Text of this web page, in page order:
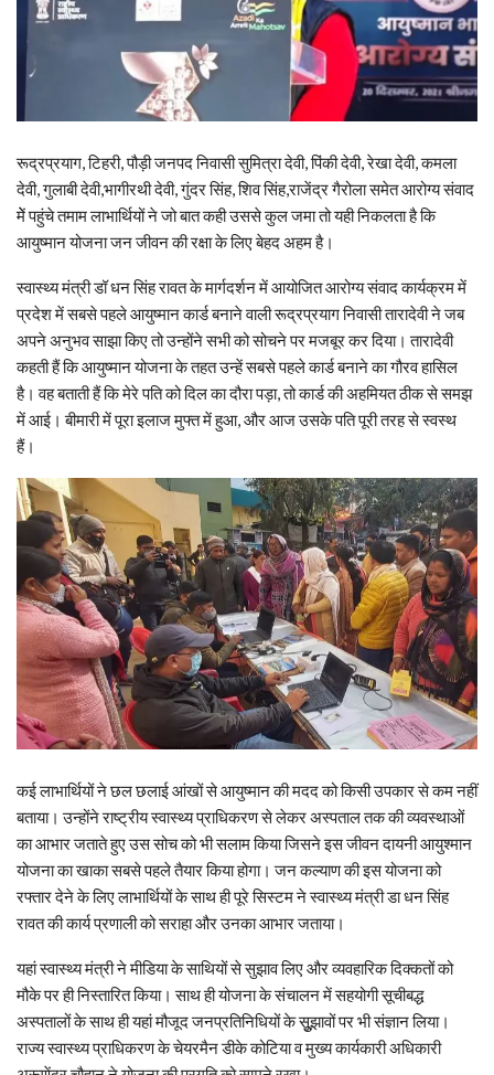
रूद्रप्रयाग, टिहरी, पौड़ी जनपद निवासी सुमित्रा देवी, पिंकी देवी, रेखा देवी, कमला
देवी, गुलाबी देवी,भागीरथी देवी, गुंदर सिंह, शिव सिंह,राजेंद्र गैरोला समेत आरोग्य संवाद
मेें पहुंचे तमाम लाभार्थियों ने जो बात कही उससे कुल जमा तो यही निकलता है कि
आयुष्मान योजना जन जीवन की रक्षा के लिए बेहद अहम है।
स्वास्थ्य मंत्री डॉ धन सिंह रावत के मार्गदर्शन में आयोजित आरोग्य संवाद कार्यक्रम में
प्रदेश में सबसे पहले आयुष्मान कार्ड बनाने वाली रूद्रप्रयाग निवासी तारादेवी ने जब
अपने अनुभव साझा किए तो उन्होंने सभी को सोचने पर मजबूर कर दिया। तारादेवी
कहती हैं कि आयुष्मान योजना के तहत उन्हें सबसे पहले कार्ड बनाने का गौरव हासिल
है। वह बताती हैं कि मेरे पति को दिल का दौरा पड़ा, तो कार्ड की अहमियत ठीक से समझ
में आई। बीमारी में पूरा इलाज मुफ्त में हुआ, और आज उसके पति पूरी तरह से स्वस्थ
हैं।
कई लाभार्थियों ने छल छलाई आंखों से आयुष्मान की मदद को किसी उपकार से कम नहीं
बताया। उन्होंने राष्ट्रीय स्वास्थ्य प्राधिकरण से लेकर अस्पताल तक की व्यवस्थाओं
का आभार जताते हुए उस सोच को भी सलाम किया जिसने इस जीवन दायनी आयुश्मान
योजना का खाका सबसे पहले तैयार किया होगा। जन कल्याण की इस योजना को
रफ्तार देने के लिए लाभार्थियों के साथ ही पूरे सिस्टम ने स्वास्थ्य मंत्री डा धन सिंह
रावत की कार्य प्रणाली को सराहा और उनका आभार जताया।
यहां स्वास्थ्य मंत्री ने मीडिया के साथियों से सुझाव लिए और व्यवहारिक दिक्कतों को
मौके पर ही निस्तारित किया। साथ ही योजना के संचालन में सहयोगी सूचीबद्ध
अस्पतालों के साथ ही यहां मौजूद जनप्रतिनिधियों के सुूझावों पर भी संज्ञान लिया।
राज्य स्वास्थ्य प्राधिकरण के चेयरमैन डीके कोटिया व मुख्य कार्यकारी अधिकारी